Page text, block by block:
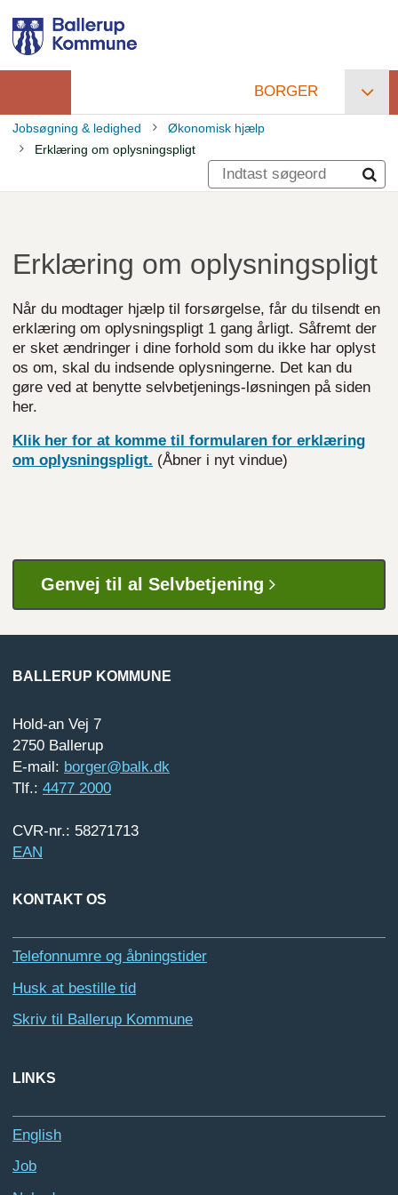
hovedindhold
Primær
navigation
BORGER
Brødkrumme
Jobsøgning & ledighed
Økonomisk hjælp
Erklæring om oplysningspligt
Erklæring om oplysningspligt
Når du modtager hjælp til forsørgelse, får du tilsendt en
erklæring om oplysningspligt 1 gang årligt. Såfremt der
er sket ændringer i dine forhold som du ikke har oplyst
os om, skal du indsende oplysningerne. Det kan du
gøre ved at benytte selvbetjenings-løsningen på siden
her.
Klik her for at komme til formularen for erklæring
om oplysningspligt. (Åbner i nyt vindue)
Genvej til al Selvbetjening
BALLERUP KOMMUNE
Hold-an Vej 7
2750 Ballerup
E-mail: borger@balk.dk
Tlf.: 4477 2000
CVR-nr.: 58271713
EAN
KONTAKT OS
Telefonnumre og åbningstider
Husk at bestille tid
Skriv til Ballerup Kommune
LINKS
English
Job